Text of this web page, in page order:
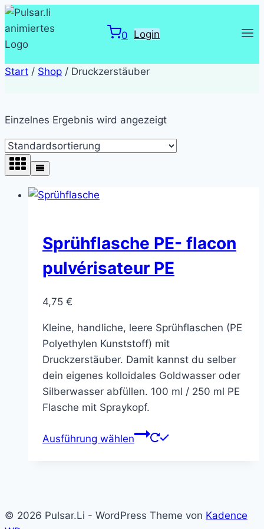
Zum
Inhalt
springen
0 Login
Start / Shop / Druckzerstäuber
Einzelnes Ergebnis wird angezeigt
Sprühflasche PE- flacon
pulvérisateur PE
4,75 €
Kleine, handliche, leere Sprühflaschen (PE
Polyethylen Kunststoff) mit
Druckzerstäuber. Damit kannst du selber
dein eigenes kolloidales Goldwasser oder
Silberwasser abfüllen. 100 ml / 250 ml PE
Flasche mit Spraykopf.
Ausführung wählen
Dieses
auf.
© 2026 Pulsar.Li - WordPress Theme von Kadence